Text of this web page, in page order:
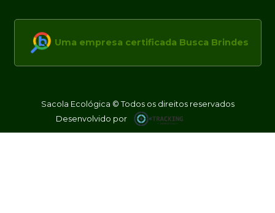
Uma empresa certificada Busca Brindes
Sacola Ecológica © Todos os direitos reservados
Desenvolvido por